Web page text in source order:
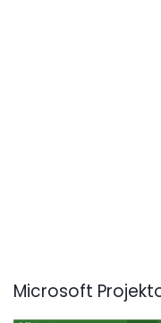
Microsoft